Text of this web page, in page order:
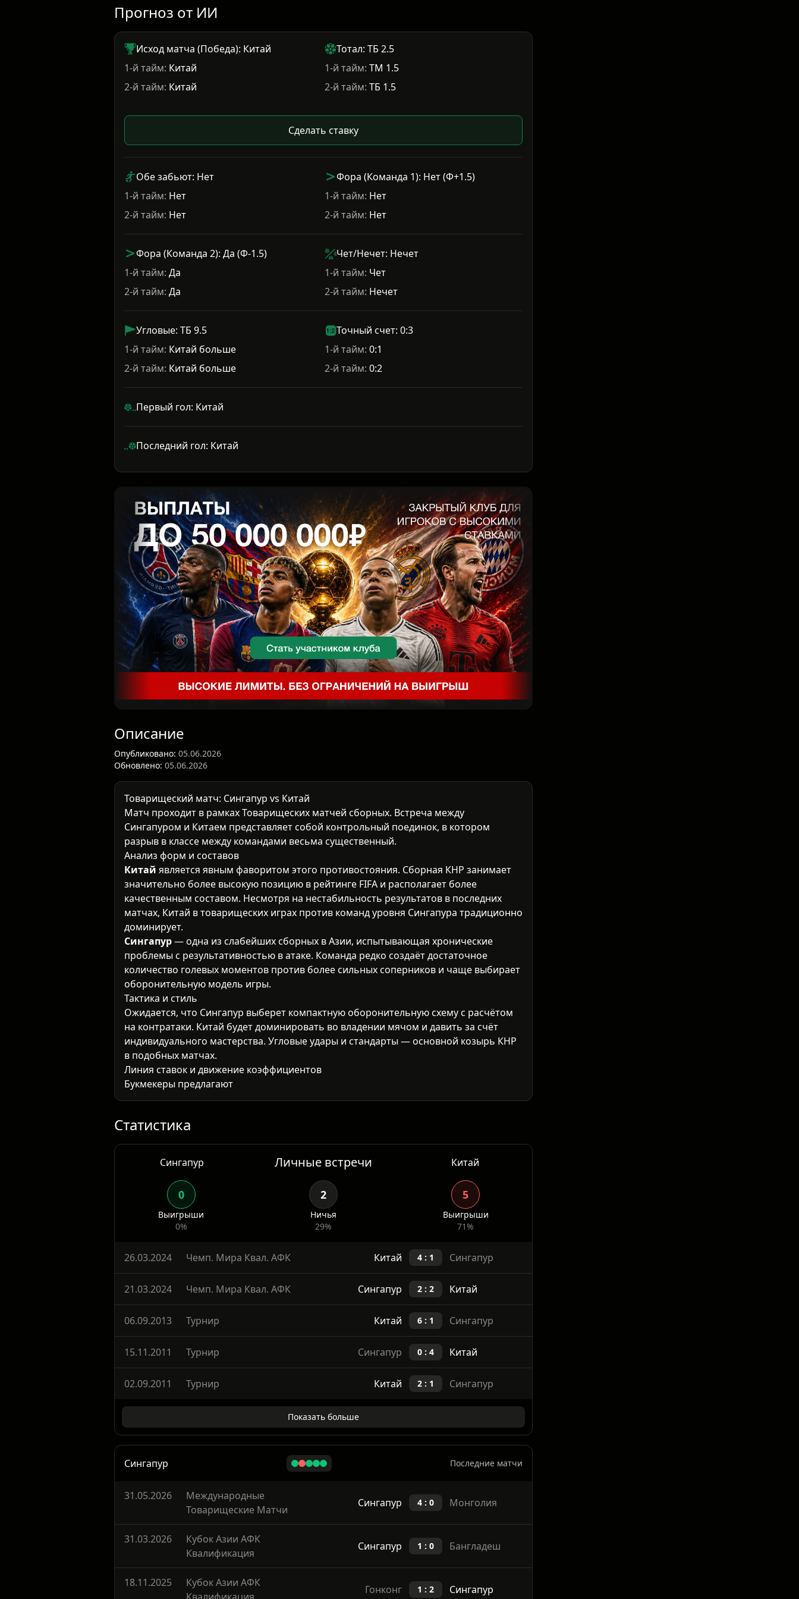
Прогноз от ИИ
Исход матча (Победа): Китай
1-й тайм: Китай
2-й тайм: Китай
Тотал: ТБ 2.5
1-й тайм: ТМ 1.5
2-й тайм: ТБ 1.5
Сделать ставку
Обе забьют: Нет
1-й тайм: Нет
2-й тайм: Нет
Фора (Команда 1): Нет (Ф+1.5)
1-й тайм: Нет
2-й тайм: Нет
Фора (Команда 2): Да (Ф-1.5)
1-й тайм: Да
2-й тайм: Да
Чет/Нечет: Нечет
1-й тайм: Чет
2-й тайм: Нечет
Угловые: ТБ 9.5
1-й тайм: Китай больше
2-й тайм: Китай больше
Точный счет: 0:3
1-й тайм: 0:1
2-й тайм: 0:2
Первый гол: Китай
Последний гол: Китай
Описание
Опубликовано: 05.06.2026
Обновлено: 05.06.2026
Товарищеский матч: Сингапур vs Китай
Матч проходит в рамкахТоварищеских матчей сборных. Встреча между
Сингапуром и Китаем представляет собой контрольный поединок, в котором
разрыв в классе между командами весьма существенный.
Анализ форм и составов
Китай является явным фаворитом этого противостояния. Сборная КНР занимает
значительно более высокую позицию в рейтинге FIFA и располагает более
качественным составом. Несмотря на нестабильность результатов в последних
матчах, Китай в товарищеских играх против команд уровня Сингапура традиционно
доминирует.
Сингапур— одна из слабейших сборных в Азии, испытывающая хронические
проблемы с результативностью в атаке. Команда редко создаёт достаточное
количество голевых моментов против более сильных соперников и чаще выбирает
оборонительную модель игры.
Тактика и стиль
Ожидается, что Сингапур выберет компактную оборонительную схему с расчётом
на контратаки. Китай будет доминировать во владении мячом и давить за счёт
индивидуального мастерства. Угловые удары и стандарты — основной козырь КНР
в подобных матчах.
Линия ставок и движение коэффициентов
Букмекеры предлагают коэффициенты порядка 6.00–7.00 на победу Сингапура, 4.00–
4.50 на ничью и 1.40–1.55 на победу Китая. Движение линии указывает на
Статистика
Сингапур Личные встречи Китай
0
0%
2 5
71%
26.03.2024 Чемп. Мира Квал. АФК Китай 4 : 1 Сингапур
21.03.2024 Чемп. Мира Квал. АФК Сингапур 2 : 2 Китай
06.09.2013 Турнир Китай 6 : 1 Сингапур
15.11.2011 Турнир Сингапур 0 : 4 Китай
Показать больше
Сингапур
31.05.2026
Международные
Товарищеские Матчи
31.03.2026
Кубок Азии АФК
Квалификация